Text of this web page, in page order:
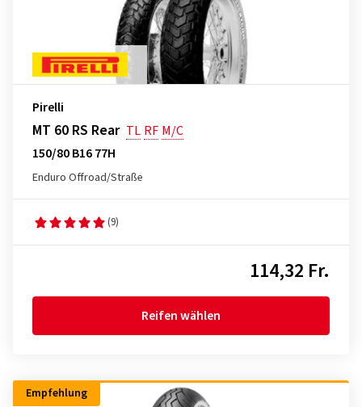
Pirelli
MT 60 RS Rear TL RF M/C
150/80 B16 77H
Enduro Offroad/Straße
(9)
114,32 Fr.
Reifen wählen
Empfehlung